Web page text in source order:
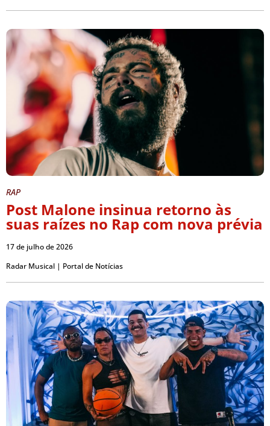
RAP
Post Malone insinua retorno às
suas raízes no Rap com nova prévia
17 de julho de 2026
Radar Musical | Portal de Notícias